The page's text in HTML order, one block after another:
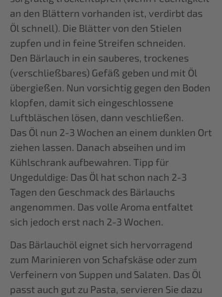
an den Blättern vorhanden ist, verdirbt das
Öl schnell). Die Blätter von den Stielen
zupfen und in feine Streifen schneiden.
Den Bärlauch in ein sauberes, trockenes
(verschließbares) Gefäß geben und mit Öl
übergießen. Nun vorsichtig gegen den Boden
klopfen, damit sich eingeschlossene
Luftbläschen lösen, dann veschließen.
Das Öl nun 2-3 Wochen an einem dunklen Ort
ziehen lassen. Danach abseihen und im
Kühlschrank aufbewahren. Tipp für
Ungeduldige: Das Öl hat schon nach 2-3
Tagen den Geschmack des Bärlauchs
angenommen. Das volle Aroma entfaltet
sich jedoch erst nach 2-3 Wochen.
Das Bärlauchöl eignet sich hervorragend
zum Marinieren von Schafskäse oder zum
Verfeinern von Suppen und Salaten. Das Öl
passt auch gut zu Pasta, servieren Sie dazu